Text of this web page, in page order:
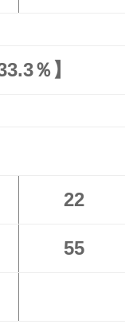
％】
22
55